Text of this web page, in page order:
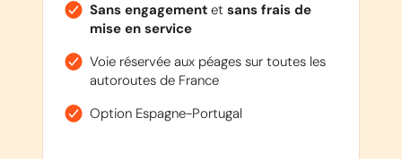
Sans engagementet sans frais de
mise en service
Voie réservée aux péages sur toutes les
autoroutes de France
Option Espagne-Portugal